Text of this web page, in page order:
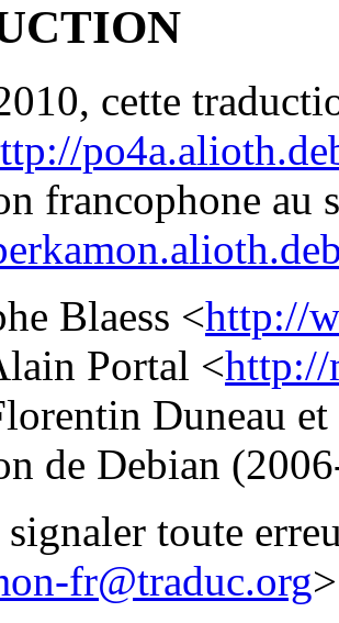
cette
francophone au
Blaess <http://
Portal <http://
Duneau
de Debian
toute
fr@traduc.org